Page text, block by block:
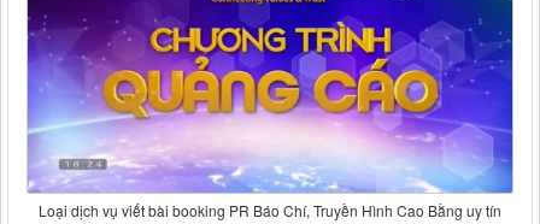
Loại dịch vụ viết bài booking PR Báo Chí, Truyền Hình Cao Bằng uy tín